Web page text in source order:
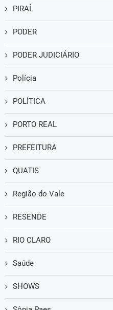
PIRAÍ
PODER
PODER JUDICIÁRIO
Polícia
POLÍTICA
PORTO REAL
PREFEITURA
QUATIS
Região do Vale
RESENDE
RIO CLARO
Saúde
SHOWS